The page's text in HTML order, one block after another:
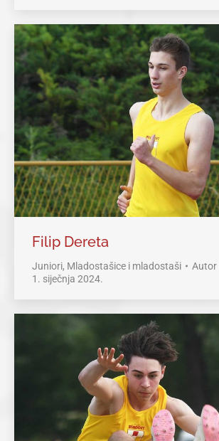
Filip Dereta
Juniori, Mladostašice i mladostaši Autor
1. siječnja 2024.